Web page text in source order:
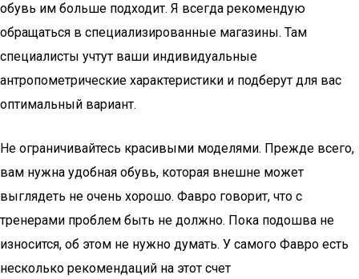
обувь им больше подходит. Я всегда рекомендую
обращаться в специализированные магазины. Там
специалисты учтут ваши индивидуальные
антропометрические характеристики и подберут для вас
оптимальный вариант.
Не ограничивайтесь красивыми моделями. Прежде всего,
вам нужна удобная обувь, которая внешне может
выглядеть не очень хорошо. Фавро говорит, что с
тренерами проблем быть не должно. Пока подошва не
износится, об этом не нужно думать. У самого Фавро есть
несколько рекомендаций на этот счет